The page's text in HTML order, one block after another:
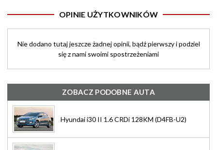
OPINIE UŻYTKOWNIKÓW
Nie dodano tutaj jeszcze żadnej opinii, bądź pierwszy i podziel
się z nami swoimi spostrzeżeniami
ZOBACZ PODOBNE AUTA
Hyundai i30 II 1.6 CRDi 128KM (D4FB-U2)